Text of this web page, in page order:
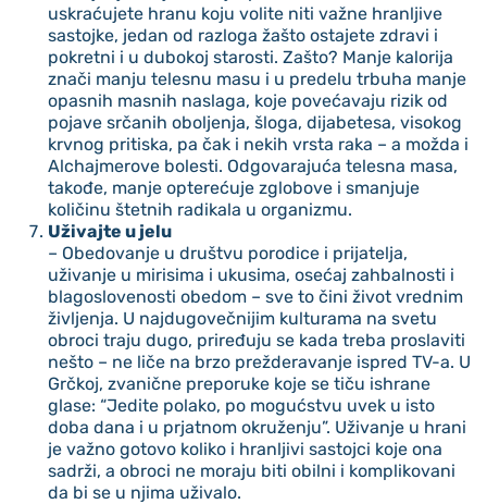
uskraćujete hranu koju volite niti važne hranljive
sastojke, jedan od razloga žašto ostajete zdravi i
pokretni i u dubokoj starosti. Zašto? Manje kalorija
znači manju telesnu masu i u predelu trbuha manje
opasnih masnih naslaga, koje povećavaju rizik od
pojave srčanih oboljenja, šloga, dijabetesa, visokog
krvnog pritiska, pa čak i nekih vrsta raka – a možda i
Alchajmerove bolesti. Odgovarajuća telesna masa,
takođe, manje opterećuje zglobove i smanjuje
količinu štetnih radikala u organizmu.
Uživajte u jelu
– Obedovanje u društvu porodice i prijatelja,
uživanje u mirisima i ukusima, osećaj zahbalnosti i
blagoslovenosti obedom – sve to čini život vrednim
življenja. U najdugovečnijim kulturama na svetu
obroci traju dugo, priređuju se kada treba proslaviti
nešto – ne liče na brzo prežderavanje ispred TV-a. U
Grčkoj, zvanične preporuke koje se tiču ishrane
glase: “Jedite polako, po mogućstvu uvek u isto
doba dana i u prjatnom okruženju”. Uživanje u hrani
je važno gotovo koliko i hranljivi sastojci koje ona
sadrži, a obroci ne moraju biti obilni i komplikovani
da bi se u njima uživalo.